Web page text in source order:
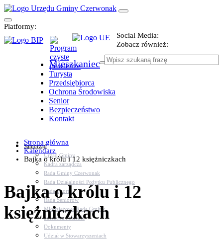
Platformy:
Social Media:
Zobacz również:
Mieszkaniec
Turysta
Przedsiębiorca
Ochrona Środowiska
Senior
Bezpieczeństwo
Kontakt
Samorząd
Urząd Gminy
Kadra zarządcza
Rada Gminy Czerwonak
Rada Działalności Pożytku Publicznego
Rada Sportu
Rada Seniorów
Młodzieżowa Rada Gminy
Sołectwa i osiedla
Dokumenty
Udział w Stowarzyszeniach
Strona główna
Kalendarz
Bajka o królu i 12 księżniczkach
Bajka o królu i 12
księżniczkach